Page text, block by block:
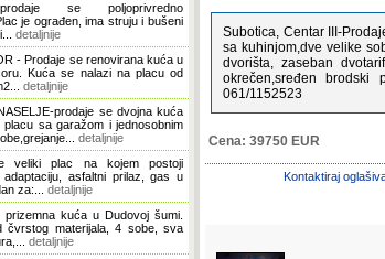
prodaje se poljoprivredno
je ograđen, ima struju i bušeni
detaljnije
- Prodaje se renovirana kuća u
Kuća se nalazi na placu od
detaljnije
prodaje se dvojna kuća
placu sa garažom i jednosobnim
detaljnije
veliki plac na kojem postoji
asfaltni prilaz, gas u
za:... detaljnije
prizemna kuća u Dudovoj šumi.
čvrstog materijala, 4 sobe, sva
detaljnije
Subotica, Centar III-
sa kuhinjom,dve velike
dvorišta, zaseban
okrečen,sređen brodski
061/1152523
Cena: 39750 EUR
Kontaktiraj